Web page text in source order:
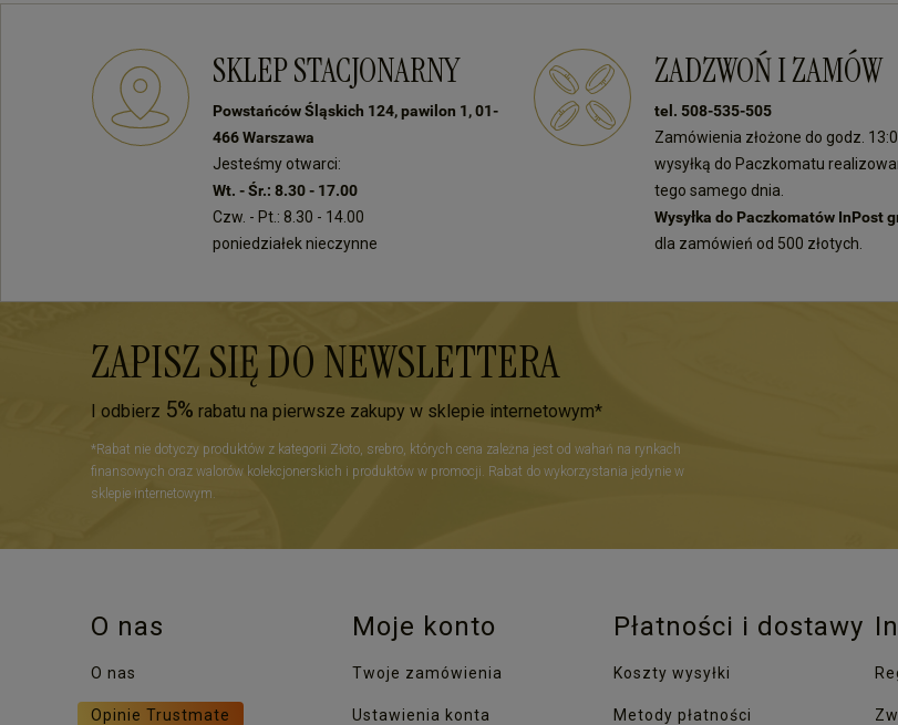
pozytywną opinię! Zawsze staramy
klientów! Do zobaczenia:)
feedback! Cieszymy się, że nasz
Jest to dla nas największa nagroda.
Do zobaczenia przy kolejnych
Jesteśmy dumni, że
najlepsze produkty. Do
ponownie w naszym
SKLEP STACJONARNY
Powstańców Śląskich 124, pawilon 1, 01-
466 Warszawa
Jesteśmy otwarci:
Wt. - Śr.: 8.30 - 17.00
Czw. - Pt.: 8.30 - 14.00
poniedziałek nieczynne
ZADZWOŃ I ZAMÓW
tel. 508-535-505
Zamówienia złożone do godz.
wysyłką do Paczkomatu
tego samego dnia.
Wysyłka do Paczkomatów InPost
dla zamówień od 500 złotych.
ZAPISZ SIĘ DO NEWSLETTERA
I odbierz 5% rabatu na pierwsze zakupy w sklepie internetowym*
*Rabat nie dotyczy produktów z kategorii Złoto, srebro, których cena zależna jest od wahań na rynkach
finansowych oraz walorów kolekcjonerskich i produktów w promocji. Rabat do wykorzystania jedynie w
sklepie internetowym.
O nas
O nas
Opinie Trustmate
Moje konto
Twoje zamówienia
Ustawienia konta
Płatności i dostawy
Koszty wysyłki
Metody płatności